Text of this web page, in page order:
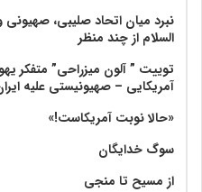
نبرد میان اتحاد صلیبی،
السلام از چند منظر
توییت ” آلون میزراحی” متفکر
آمریکایی – صهیونیستی علیه
«حالا نوبت آمریکاست!»
سوگ خدایگان
از مسیح تا منجی